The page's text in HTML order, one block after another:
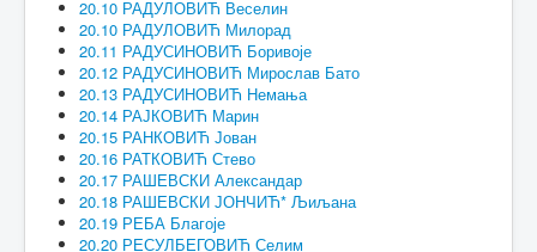
20.10 РАДУЛОВИЋ Веселин
20.10 РАДУЛОВИЋ Милорад
20.11 РАДУСИНОВИЋ Боривоје
20.12 РАДУСИНОВИЋ Мирослав Бато
20.13 РАДУСИНОВИЋ Немања
20.14 РАЈКОВИЋ Марин
20.15 РАНКОВИЋ Јован
20.16 РАТКОВИЋ Стево
20.17 РАШЕВСКИ Александар
20.18 РАШЕВСКИ ЈОНЧИЋ* Љиљана
20.19 РЕБА Благоје
20.20 РЕСУЛБЕГОВИЋ Селим